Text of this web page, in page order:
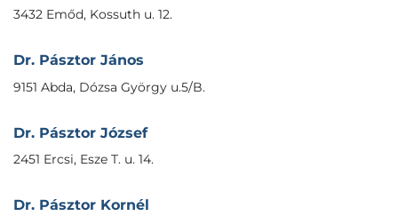
3432 Emőd, Kossuth u. 12.
Dr. Pásztor János
9151 Abda, Dózsa György u.5/B.
Dr. Pásztor József
2451 Ercsi, Esze T. u. 14.
Dr. Pásztor Kornél